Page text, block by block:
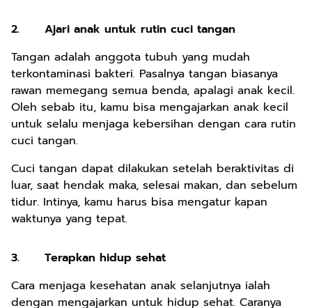
2.
Ajari anak untuk rutin cuci tangan
Tangan adalah anggota tubuh yang mudah
terkontaminasi bakteri. Pasalnya tangan biasanya
rawan memegang semua benda, apalagi anak kecil.
Oleh sebab itu, kamu bisa mengajarkan anak kecil
untuk selalu menjaga kebersihan dengan cara rutin
cuci tangan.
Cuci tangan dapat dilakukan setelah beraktivitas di
luar, saat hendak maka, selesai makan, dan sebelum
tidur. Intinya, kamu harus bisa mengatur kapan
waktunya yang tepat.
3.
Terapkan hidup sehat
Cara menjaga kesehatan anak selanjutnya ialah
dengan mengajarkan untuk hidup sehat. Caranya